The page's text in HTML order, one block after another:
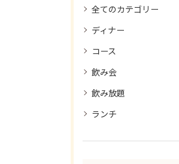
全てのカテゴリー
ディナー
コース
飲み会
飲み放題
ランチ